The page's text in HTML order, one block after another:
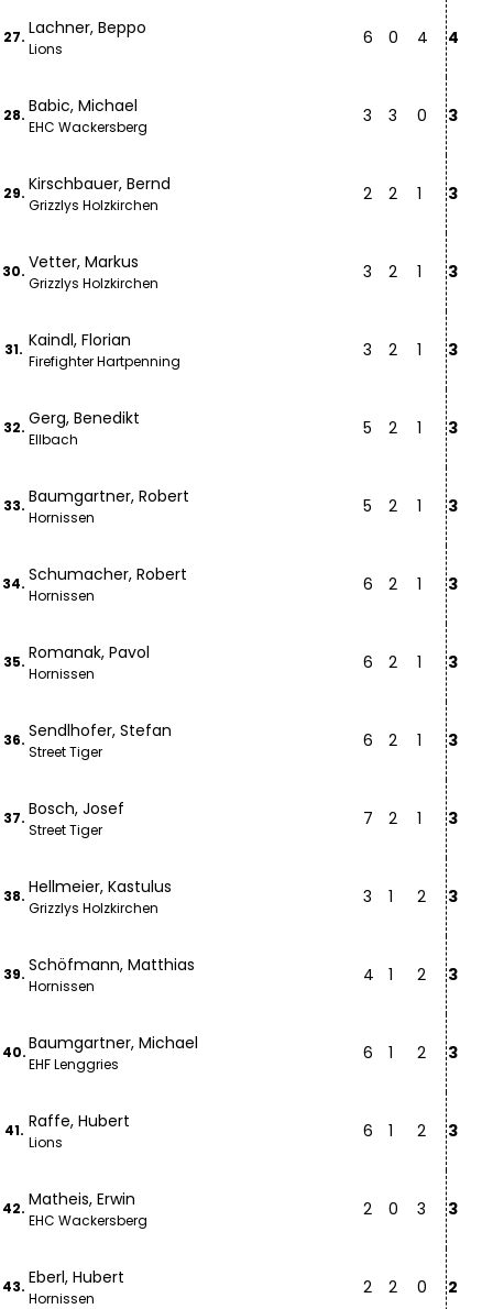
27. Lachner, Beppo
Lions
6 0 4 4
28. Babic, Michael
EHC Wackersberg
3 3 0 3
29. Kirschbauer, Bernd
Grizzlys Holzkirchen
2 2 1 3
30. Vetter, Markus
Grizzlys Holzkirchen
3 2 1 3
31. Kaindl, Florian
Firefighter Hartpenning
3 2 1 3
32. Gerg, Benedikt
Ellbach
5 2 1 3
33. Baumgartner, Robert
Hornissen
5 2 1 3
34. Schumacher, Robert
Hornissen
6 2 1 3
35. Romanak, Pavol
Hornissen
6 2 1 3
36. Sendlhofer, Stefan
Street Tiger
6 2 1 3
37. Bosch, Josef
Street Tiger
7 2 1 3
38. Hellmeier, Kastulus
Grizzlys Holzkirchen
3 1 2 3
39. Schöfmann, Matthias
Hornissen
4 1 2 3
40.Baumgartner, Michael
EHF Lenggries
6 1 2 3
41. Raffe, Hubert
Lions
6 1 2 3
42. Matheis, Erwin
EHC Wackersberg
2 0 3 3
43. Eberl, Hubert
Hornissen
2 2 0 2